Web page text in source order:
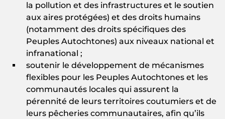
la pollution et des infrastructures et le soutien
aux aires protégées) et des droits humains
(notamment des droits spécifiques des
Peuples Autochtones) aux niveaux national et
infranational ;
soutenir le développement de mécanismes
flexibles pour les Peuples Autochtones et les
communautés locales qui assurent la
pérennité de leurs territoires coutumiers et de
leurs pêcheries communautaires, afin qu’ils